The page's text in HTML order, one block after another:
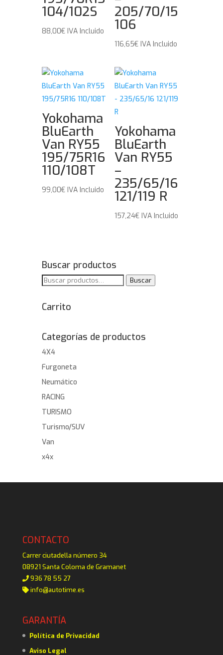
104/102S
88,00€ IVA Incluido
205/70/15
106
116,65€ IVA Incluido
Yokohama
BluEarth
Van RY55
195/75R16
110/108T
99,00€ IVA Incluido
Yokohama
BluEarth
Van RY55
–
235/65/16
121/119 R
157,24€ IVA Incluido
Buscar productos
Buscar
Buscar
Carrito
Categorías de productos
4X4
Furgoneta
Neumático
RACING
TURISMO
Turismo/SUV
Van
x4x
CONTACTO
Carrer ciutadella número 34
08921 Santa Coloma de Gramanet
936 78 55 27
info@autotime.es
GARANTÍA
Política de Privacidad
Aviso Legal